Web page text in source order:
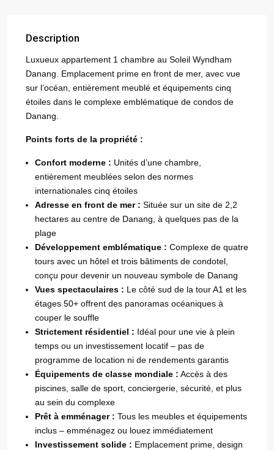
Description
Luxueux appartement 1 chambre au Soleil Wyndham
Danang. Emplacement prime en front de mer, avec vue
sur l’océan, entièrement meublé et équipements cinq
étoiles dans le complexe emblématique de condos de
Danang.
Points forts de la propriété :
Confort moderne : Unités d’une chambre,
entièrement meublées selon des normes
internationales cinq étoiles
Adresse en front de mer : Située sur un site de 2,2
hectares au centre de Danang, à quelques pas de la
plage
Développement emblématique : Complexe de quatre
tours avec un hôtel et trois bâtiments de condotel,
conçu pour devenir un nouveau symbole de Danang
Vues spectaculaires : Le côté sud de la tour A1 et les
étages 50+ offrent des panoramas océaniques à
couper le souffle
Strictement résidentiel : Idéal pour une vie à plein
temps ou un investissement locatif – pas de
programme de location ni de rendements garantis
Équipements de classe mondiale : Accès à des
piscines, salle de sport, conciergerie, sécurité, et plus
au sein du complexe
Prêt à emménager : Tous les meubles et équipements
inclus – emménagez ou louez immédiatement
Investissement solide : Emplacement prime, design